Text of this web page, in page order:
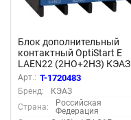
Блок дополнительный
контактный OptiStart E
LAEN22 (2НО+2НЗ) КЭАЗ
333079
Арт.: T-1720483
Бренд:
КЭАЗ
Страна:
Российская
Федерация